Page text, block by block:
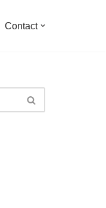
Contact